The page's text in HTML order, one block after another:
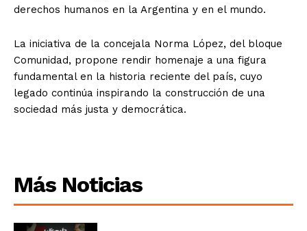
derechos humanos en la Argentina y en el mundo.
La iniciativa de la concejala Norma López, del bloque
Comunidad, propone rendir homenaje a una figura
fundamental en la historia reciente del país, cuyo
legado continúa inspirando la construcción de una
sociedad más justa y democrática.
Más Noticias